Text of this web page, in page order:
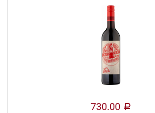
730.00 a